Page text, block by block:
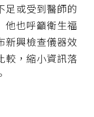
足或受到醫師的
他也呼籲衛生福
新興檢查儀器效
較，縮小資訊落